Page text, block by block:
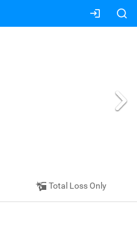
Total Loss Only